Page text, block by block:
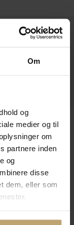
Om
og
medier og til
om
partnere inden
og
disse
dem, eller som